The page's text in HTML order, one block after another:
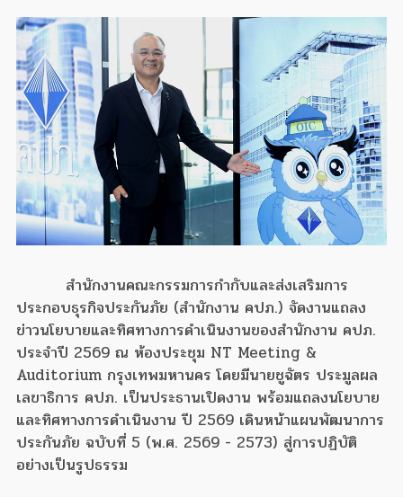
สำนักงานคณะกรรมการกำกับและส่งเสริมการ
ประกอบธุรกิจประกันภัย (สำนักงาน คปภ.) จัดงานแถลง
ข่าวนโยบายและทิศทางการดำเนินงานของสำนักงาน คปภ.
ประจำปี 2569 ณ ห้องประชุม NT Meeting &
Auditorium กรุงเทพมหานคร โดยมีนายชูฉัตร ประมูลผล
เลขาธิการ คปภ. เป็นประธานเปิดงาน พร้อมแถลงนโยบาย
และทิศทางการดำเนินงาน ปี 2569 เดินหน้าแผนพัฒนาการ
ประกันภัย ฉบับที่ 5 (พ.ศ. 2569 - 2573) สู่การปฏิบัติ
อย่างเป็นรูปธรรม